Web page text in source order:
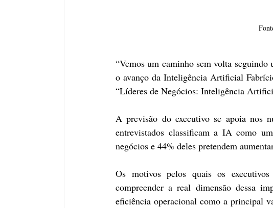
“Vemos um caminho sem volta seguindo
o avanço da Inteligência Artificial
“Líderes de Negócios: Inteligência
A previsão do executivo se apoia nos
entrevistados classificam a IA como
negócios e 44% deles pretendem
Os motivos pelos quais os
compreender a real dimensão dessa
eficiência operacional como a principal